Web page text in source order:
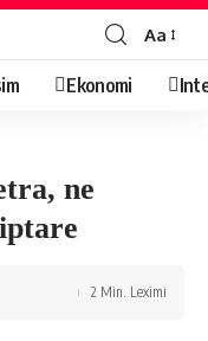
Aa
Ekonomi
ne
2 Min. Leximi